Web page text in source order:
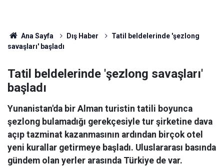
Ana Sayfa Dış Haber
Tatil beldelerinde 'şezlong
savaşları' başladı
Tatil beldelerinde 'şezlong savaşları'
başladı
Yunanistan'da bir Alman turistin tatili boyunca
şezlong bulamadığı gerekçesiyle tur şirketine dava
açıp tazminat kazanmasının ardından birçok otel
yeni kurallar getirmeye başladı. Uluslararası basında
gündem olan yerler arasında Türkiye de var.